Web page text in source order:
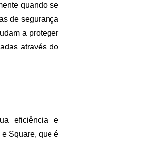
quando se
de segurança
a proteger
através do
eficiência e
Square, que é